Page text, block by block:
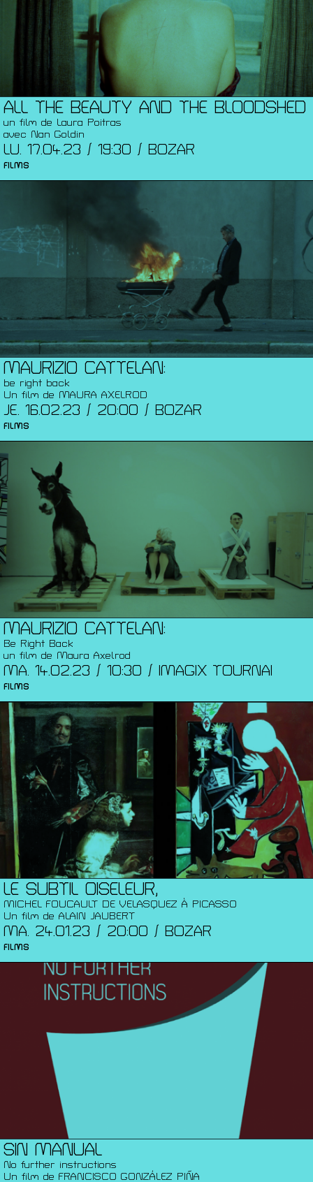
ALL THE BEAUTY AND THE BLOODSHED
un film de Laura Poitras
avec Nan Goldin
LU. 17.04.23 / 19:30 / BOZAR
FILMS
MAURIZIO CATTELAN:
be right back
Un film de MAURA AXELROD
JE. 16.02.23 / 20:00 / BOZAR
FILMS
MAURIZIO CATTELAN:
Be Right Back
un film de Maura Axelrod
MA. 14.02.23 / 10:30 / IMAGIX TOURNAI
FILMS
LE SUBTIL OISELEUR,
MICHEL FOUCAULT DE VELASQUEZ À PICASSO
Un film de ALAIN JAUBERT
MA. 24.01.23 / 20:00 / BOZAR
FILMS
SIN MANUAL
No further instructions
Un film de FRANCISCO GONZÁLEZ PIÑA